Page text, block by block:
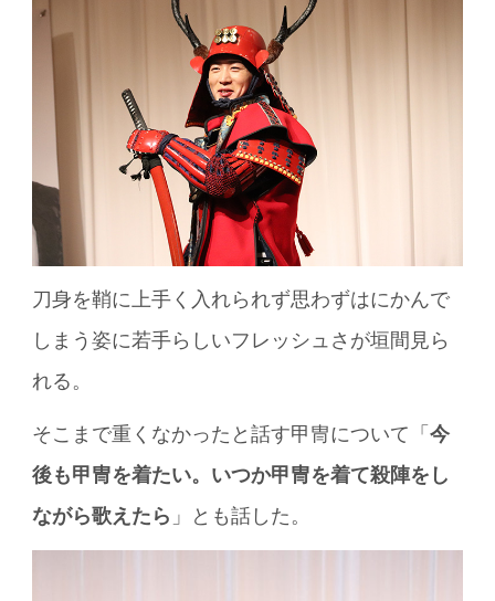
刀身を鞘に上手く入れられず思わずはにかんで
しまう姿に若手らしいフレッシュさが垣間見ら
れる。
そこまで重くなかったと話す甲冑について「今
後も甲冑を着たい。いつか甲冑を着て殺陣をし
ながら歌えたら 」とも話した。